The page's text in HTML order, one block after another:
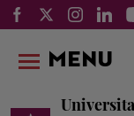
MENU